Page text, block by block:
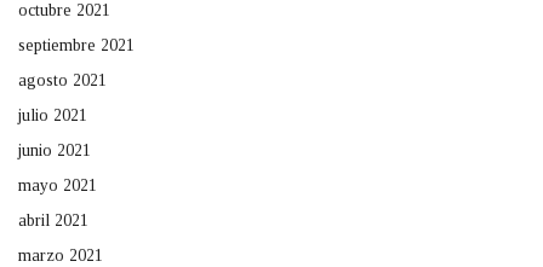
octubre 2021
septiembre 2021
agosto 2021
julio 2021
junio 2021
mayo 2021
abril 2021
marzo 2021